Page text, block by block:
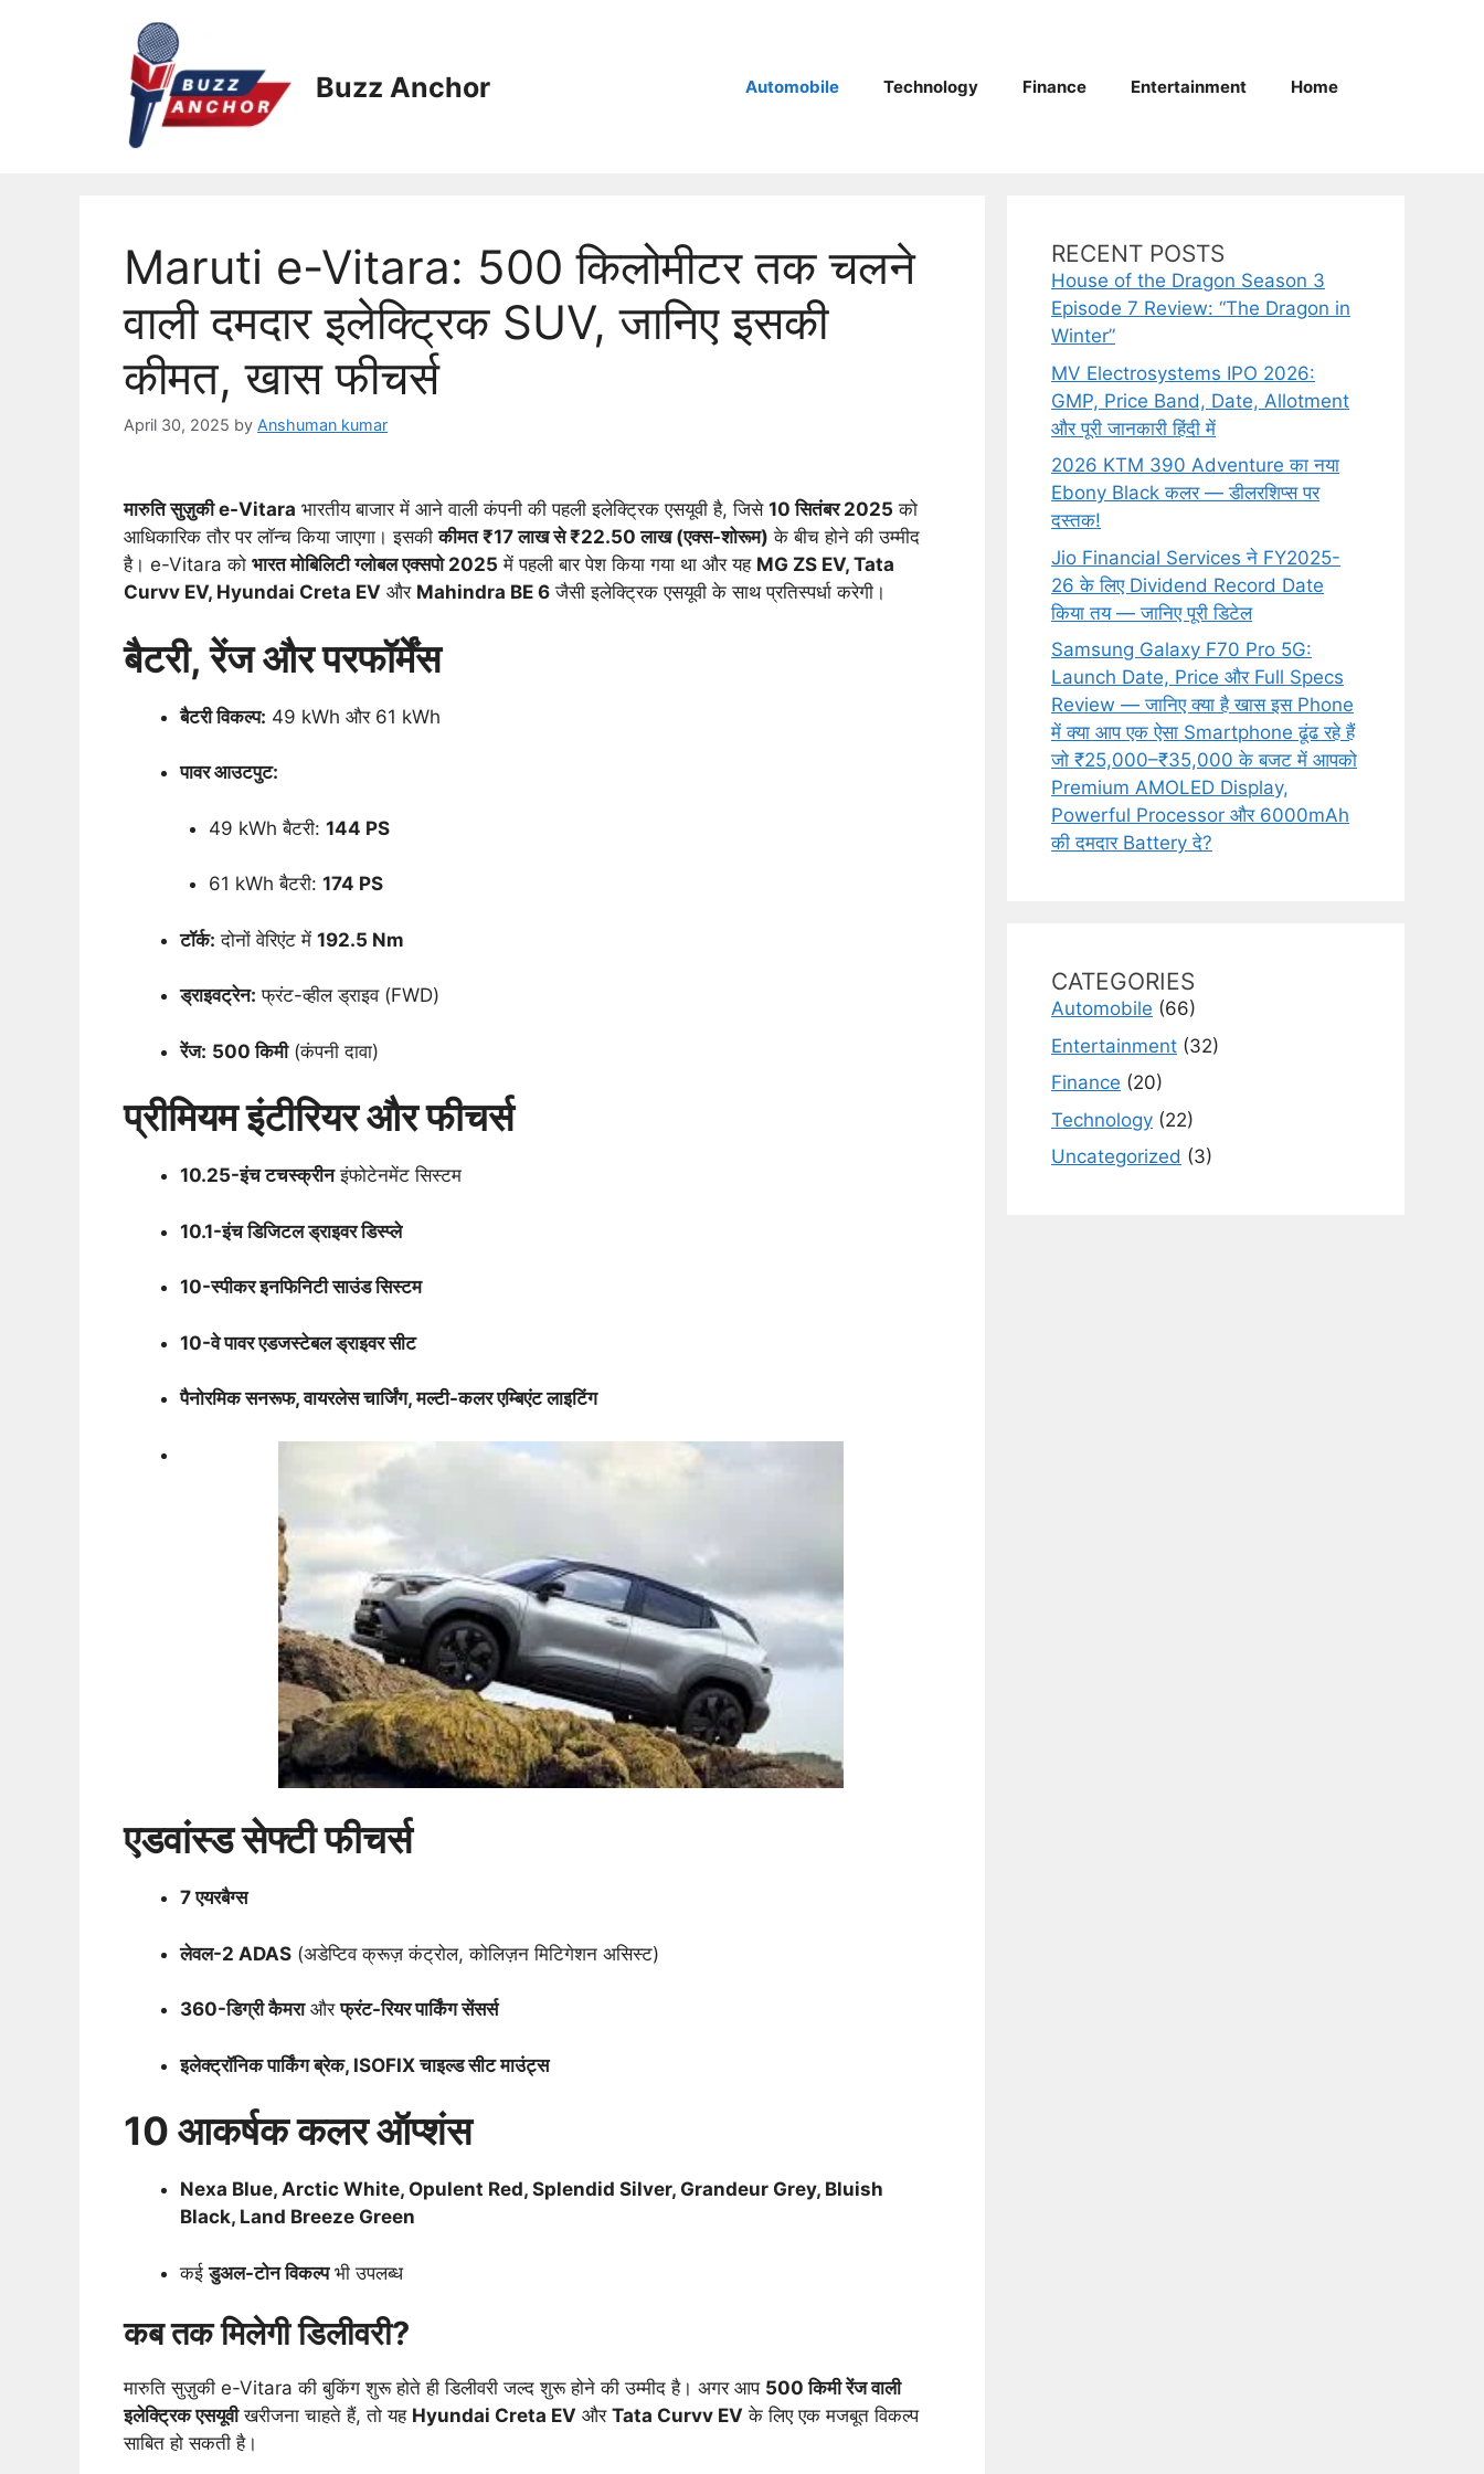
Buzz Anchor Automobile Technology Finance Entertainment Home
Maruti e-Vitara: 500 किलोमीटर तक चलने
वाली दमदार इलेक्ट्रिक SUV, जानिए इसकी
कीमत, खास फीचर्स
April 30, 2025 by Anshuman kumar
मारुति सुज़ुकी e-Vitara भारतीय बाजार में आने वाली कंपनी की पहली इलेक्ट्रिक एसयूवी है, जिसे 10 सितंबर 2025 को
आधिकारिक तौर पर लॉन्च किया जाएगा। इसकीकीमत ₹17 लाख से ₹22.50 लाख (एक्स-शोरूम) के बीच होने की उम्मीद
है। e-Vitara को भारत मोबिलिटी ग्लोबल एक्सपो 2025 में पहली बार पेश किया गया था और यह MG ZS EV, Tata
Curvv EV, Hyundai Creta EV और Mahindra BE 6 जैसी इलेक्ट्रिक एसयूवी के साथ प्रतिस्पर्धा करेगी।
बैटरी, रेंज और परफॉर्मेंस
बैटरी विकल्प: 49 kWh और 61 kWh
पावर आउटपुट:
49 kWh बैटरी: 144 PS
61 kWh बैटरी: 174 PS
टॉर्क: दोनों वेरिएंट में 192.5 Nm
ड्राइवट्रेन: फ्रंट-व्हील ड्राइव (FWD)
रेंज: 500 किमी(कंपनी दावा)
प्रीमियम इंटीरियर और फीचर्स
10.25-इंच टचस्क्रीनइंफोटेनमेंट सिस्टम
10.1-इंच डिजिटल ड्राइवर डिस्प्ले
10-स्पीकर इनफिनिटी साउंड सिस्टम
10-वे पावर एडजस्टेबल ड्राइवर सीट
पैनोरमिक सनरूफ, वायरलेस चार्जिंग, मल्टी-कलर एम्बिएंट लाइटिंग
एडवांस्ड सेफ्टी फीचर्स
7 एयरबैग्स
लेवल-2 ADAS (अडेप्टिव क्रूज़ कंट्रोल, कोलिज़न मिटिगेशन असिस्ट)
360-डिग्री कैमराऔरफ्रंट-रियर पार्किंग सेंसर्स
इलेक्ट्रॉनिक पार्किंग ब्रेक, ISOFIX चाइल्ड सीट माउंट्स
10 आकर्षक कलर ऑप्शंस
Nexa Blue, Arctic White, Opulent Red, Splendid Silver, Grandeur Grey, Bluish
Black, Land Breeze Green
कईडुअल-टोन विकल्पभी उपलब्ध
कब तक मिलेगी डिलीवरी?
मारुति सुज़ुकी e-Vitara की बुकिंग शुरू होते ही डिलीवरी जल्द शुरू होने की उम्मीद है। अगर आप 500 किमी रेंज वाली
इलेक्ट्रिक एसयूवीखरीजना चाहते हैं, तो यह Hyundai Creta EV और Tata Curvv EV के लिए एक मजबूत विकल्प
साबित हो सकती है।
RECENT POSTS
House of the Dragon Season 3
Episode 7 Review: “The Dragon in
Winter”
MV Electrosystems IPO 2026:
GMP, Price Band, Date, Allotment
और पूरी जानकारी हिंदी में
2026 KTM 390 Adventure का नया
Ebony Black कलर — डीलरशिप्स पर
दस्तक!
Jio Financial Services ने FY2025-
26 के लिए Dividend Record Date
किया तय — जानिए पूरी डिटेल
Samsung Galaxy F70 Pro 5G:
Launch Date, Price और Full Specs
Review — जानिए क्या है खास इस Phone
में क्या आप एक ऐसा Smartphone ढूंढ रहे हैं
जो ₹25,000–₹35,000 के बजट में आपको
Premium AMOLED Display,
Powerful Processor और 6000mAh
की दमदार Battery दे?
CATEGORIES
Automobile (66)
Entertainment (32)
Finance (20)
Technology (22)
Uncategorized (3)